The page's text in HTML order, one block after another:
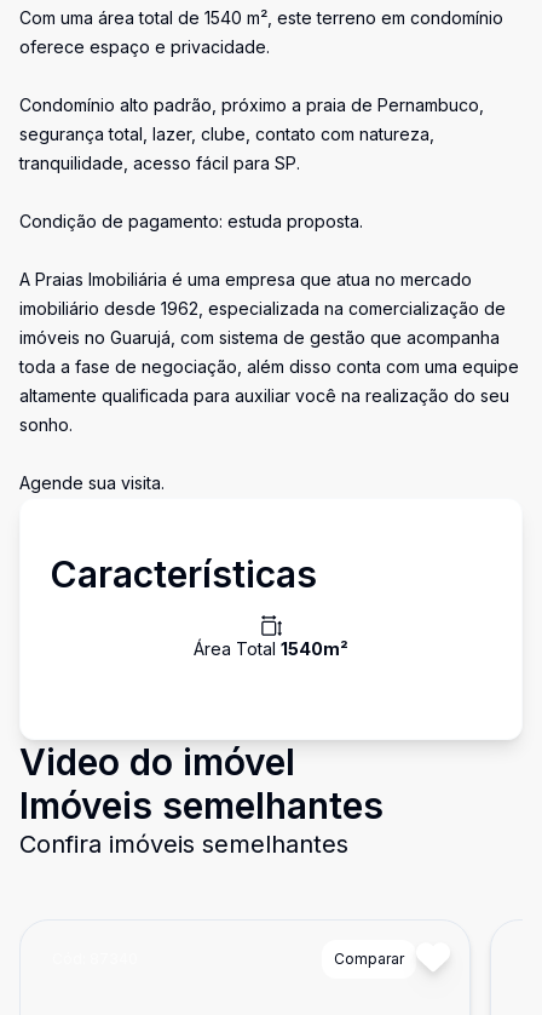
Com uma área total de 1540 m², este terreno em condomínio
oferece espaço e privacidade.
Condomínio alto padrão, próximo a praia de Pernambuco,
segurança total, lazer, clube, contato com natureza,
tranquilidade, acesso fácil para SP.
Condição de pagamento: estuda proposta.
A Praias Imobiliária é uma empresa que atua no mercado
imobiliário desde 1962, especializada na comercialização de
imóveis no Guarujá, com sistema de gestão que acompanha
toda a fase de negociação, além disso conta com uma equipe
altamente qualificada para auxiliar você na realização do seu
sonho.
Agende sua visita.
Características
Área Total 1540m²
Video do imóvel
Imóveis semelhantes
Confira imóveis semelhantes
Comparar